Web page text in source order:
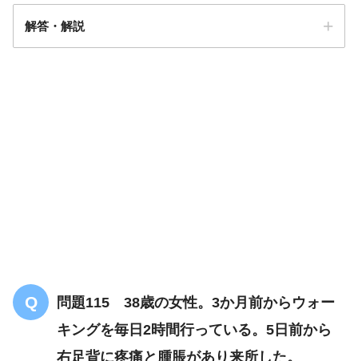
解答・解説
問題115 38歳の女性。3か月前からウォー
キングを毎日2時間行っている。5日前から
右足背に疼痛と腫脹があり来所した。